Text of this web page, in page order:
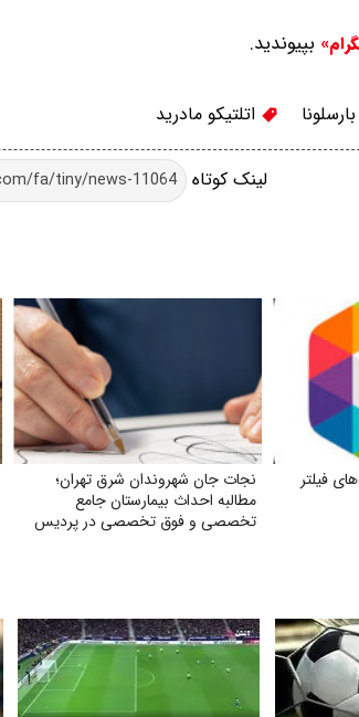
بپیوندید.
بارسلونا اتلتیکو مادرید
لینک کوتاه
فیلتر
نجات جان شهروندان شرق تهران؛
مطالبه احداث بیمارستان جامع
تخصصی و فوق تخصصی در پردیس